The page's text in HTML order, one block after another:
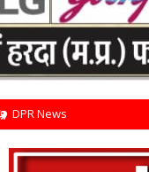
DPR News